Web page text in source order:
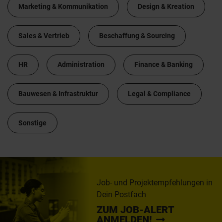
Marketing & Kommunikation Design & Kreation
Sales & Vertrieb Beschaffung & Sourcing
HR Administration Finance & Banking
Bauwesen & Infrastruktur Legal & Compliance
Sonstige
Job- und Projektempfehlungen in
Dein Postfach
ZUM JOB-ALERT